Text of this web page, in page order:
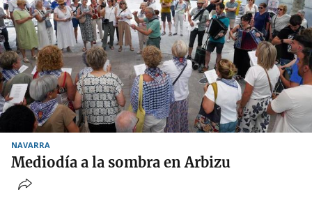
NAVARRA
Mediodía a la sombra en Arbizu